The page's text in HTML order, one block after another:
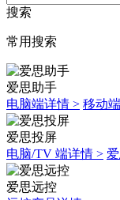
搜索
常用搜索
爱思助手
电脑端详情 > 移动
爱思投屏
电脑/TV 端详情 >
爱思远控